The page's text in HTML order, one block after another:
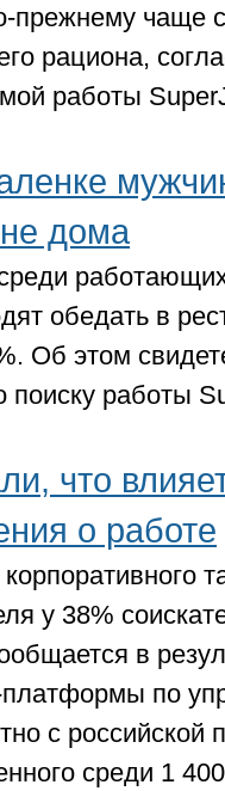
прежнему чаще
рациона,
работы
дома
обедать в
Об этом
поиску работы
что
о работе
у 38%
в
по
с
среди 1